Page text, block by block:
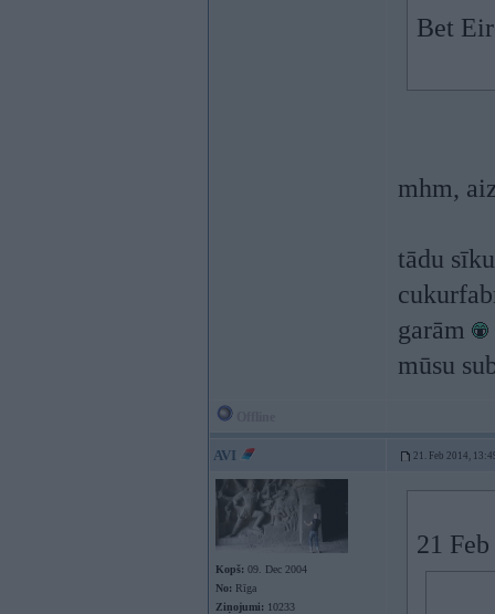
Bet
mhm,
tādu
garām
mūsu
AVI 21. Feb 2014,
Kopš: 09. Dec 2004
No: Rīga
Ziņojumi: 10233
21